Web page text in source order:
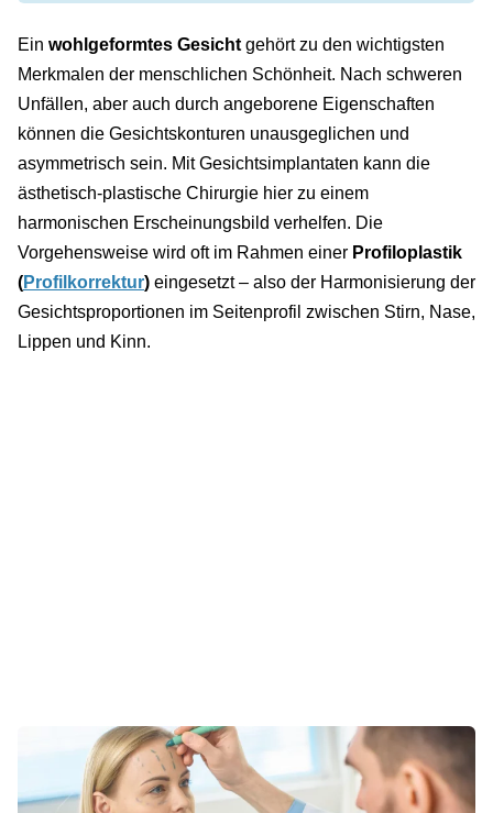
Ein wohlgeformtes Gesicht gehört zu den wichtigsten
Merkmalen der menschlichen Schönheit. Nach schweren
Unfällen, aber auch durch angeborene Eigenschaften
können die Gesichtskonturen unausgeglichen und
asymmetrisch sein. Mit Gesichtsimplantaten kann die
ästhetisch-plastische Chirurgie hier zu einem
harmonischen Erscheinungsbild verhelfen. Die
Vorgehensweise wird oft im Rahmen einer Profiloplastik
(Profilkorrektur) eingesetzt – also der Harmonisierung der
Gesichtsproportionen im Seitenprofil zwischen Stirn, Nase,
Lippen und Kinn.